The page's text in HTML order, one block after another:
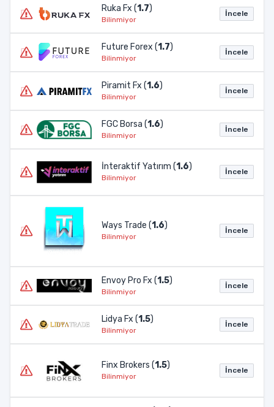
Ruka Fx (1.7)
Bilinmiyor
İncele
Future Forex (1.7)
Bilinmiyor
İncele
Piramit Fx (1.6)
Bilinmiyor
İncele
FGC Borsa (1.6)
Bilinmiyor
İncele
İnteraktif Yatırım (1.6)
Bilinmiyor
İncele
Ways Trade (1.6)
Bilinmiyor
İncele
Envoy Pro Fx (1.5)
Bilinmiyor
İncele
Lidya Fx (1.5)
Bilinmiyor
İncele
Finx Brokers (1.5)
Bilinmiyor
İncele